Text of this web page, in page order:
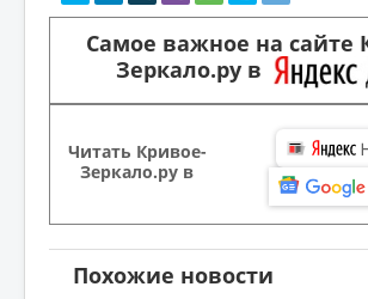
Самое важное на сайте
Зеркало.ру в
Читать Кривое-
Зеркало.ру в
Похожие новости